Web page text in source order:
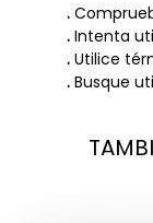
.
. Intenta
. Utilice
. Busque